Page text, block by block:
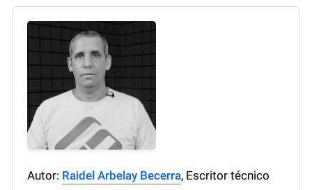
Autor: Raidel Arbelay Becerra, Escritor técnico